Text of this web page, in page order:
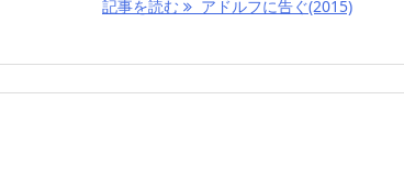
記事を読む アドルフに告ぐ(2015)